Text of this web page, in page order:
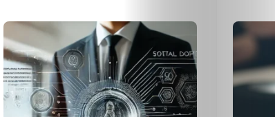
и